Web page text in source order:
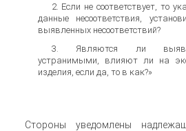
Если не соответствует, то
данные несоответствия,
выявленных несоответствий?
Являются ли
устранимыми, влияют ли на
изделия, если да, то в как?»
Стороны уведомлены